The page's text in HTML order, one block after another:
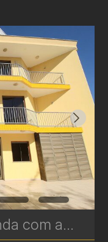
Casa Comercial à venda com amplo terreno de 528 m² no Seminário, Curitiba | Ref. 1814